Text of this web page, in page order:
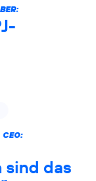
CEO:
sind das